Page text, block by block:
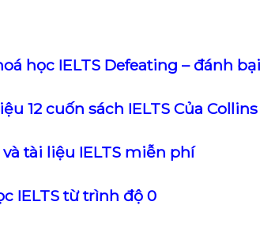
học IELTS Defeating – đánh bại
12 cuốn sách IELTS Của Collins
tài liệu IELTS miễn phí
IELTS từ trình độ 0